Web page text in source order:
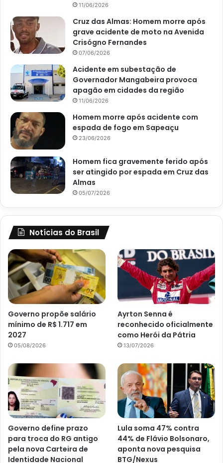
11/06/2026
Cruz das Almas: Homem morre após
grave acidente de moto na Avenida
Crisógno Fernandes
07/06/2026
Acidente em subestação de
Governador Mangabeira provoca
apagão em cidades da região
11/06/2026
Homem morre após acidente com
espada de fogo em Sapeaçu
23/06/2026
Homem fica gravemente ferido após
ser atingido por espada em Cruz das
Almas
05/07/2026
Notícias do Brasil
Governo propõe salário
mínimo de R$ 1.717 em
2027
05/08/2026
Ayrton Senna é
reconhecido oficialmente
como Herói da Pátria
13/07/2026
Governo define prazo
para troca do RG antigo
pela nova Carteira de
Identidade Nacional
Lula soma 47% contra
44% de Flávio Bolsonaro,
aponta nova pesquisa
BTG/Nexus